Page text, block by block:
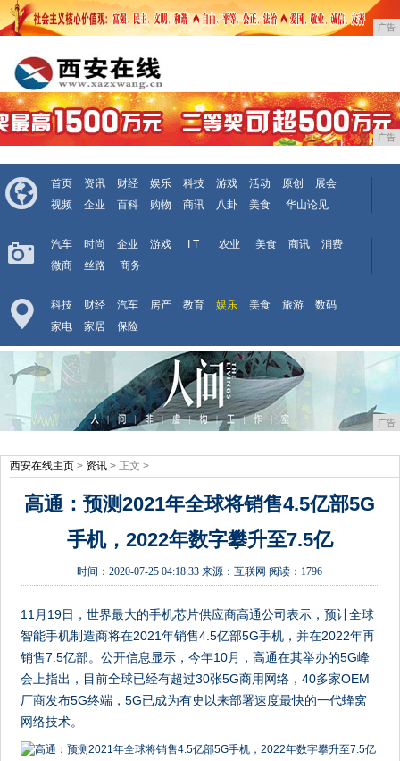
广告
广告
首页 资讯 财经 娱乐 科技 游戏 活动 原创
展会
视频
企业 百科 购物 商讯 八卦 美食 华山论见
汽车 时尚 企业 游戏 I T 农业 美食 商讯
消费
微商
丝路 商务
科技 财经 汽车 房产 教育 娱乐 美食 旅游
数码
家电
家居 保险
广告
西安在线主页 > 资讯 > 正文 >
高通：预测2021年全球将销售4.5亿部5G
手机，2022年数字攀升至7.5亿
时间：2020-07-25 04:18:33 来源：互联网 阅读：1796
11月19日，世界最大的手机芯片供应商高通公司表示，预计全球
智能手机制造商将在2021年销售4.5亿部5G手机，并在2022年再
销售7.5亿部。公开信息显示，今年10月，高通在其举办的5G峰
会上指出，目前全球已经有超过30张5G商用网络，40多家OEM
厂商发布5G终端，5G已成为有史以来部署速度最快的一代蜂窝
网络技术。